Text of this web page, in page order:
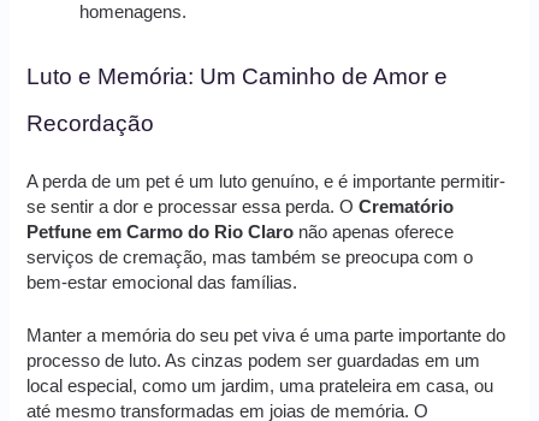
homenagens.
Luto e Memória: Um Caminho de Amor e
Recordação
A perda de um pet é um luto genuíno, e é importante permitir-
se sentir a dor e processar essa perda. OCrematório
Petfune em Carmo do Rio Claro não apenas oferece
serviços de cremação, mas também se preocupa com o
bem-estar emocional das famílias.
Manter a memória do seu pet viva é uma parte importante do
processo de luto. As cinzas podem ser guardadas em um
local especial, como um jardim, uma prateleira em casa, ou
até mesmo transformadas em joias de memória. O